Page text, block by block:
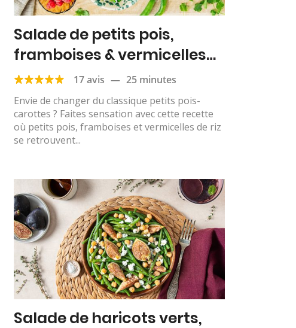
Salade de petits pois,
framboises & vermicelles
de riz
17 avis — 25 minutes
Envie de changer du classique petits pois-
carottes ? Faites sensation avec cette recette
où petits pois, framboises et vermicelles de riz
se retrouvent...
Salade de haricots verts,